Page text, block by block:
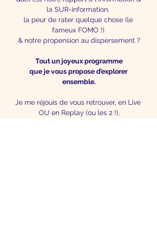
la SUR-information,
la peur de rater quelque chose (le
fameux FOMO !)
& notre propension au dispersement ?
Tout un joyeux programme
que je vous propose d’explorer
ensemble.
Je me réjouis de vous retrouver, en Live
OU en Replay (ou les 2 !),